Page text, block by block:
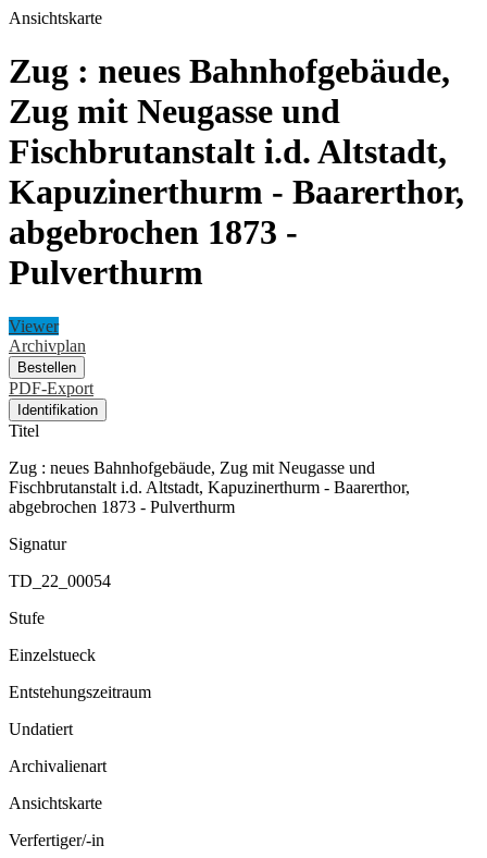
Ansichtskarte
Zug : neues Bahnhofgebäude,
Zug mit Neugasse und
Fischbrutanstalt i.d. Altstadt,
Kapuzinerthurm - Baarerthor,
abgebrochen 1873 -
Pulverthurm
Viewer
Archivplan
Bestellen
PDF-Export
Identifikation
Titel
Zug : neues Bahnhofgebäude, Zug mit Neugasse und
Fischbrutanstalt i.d. Altstadt, Kapuzinerthurm - Baarerthor,
abgebrochen 1873 - Pulverthurm
Signatur
TD_22_00054
Stufe
Einzelstueck
Entstehungszeitraum
Undatiert
Archivalienart
Ansichtskarte
Verfertiger/-in